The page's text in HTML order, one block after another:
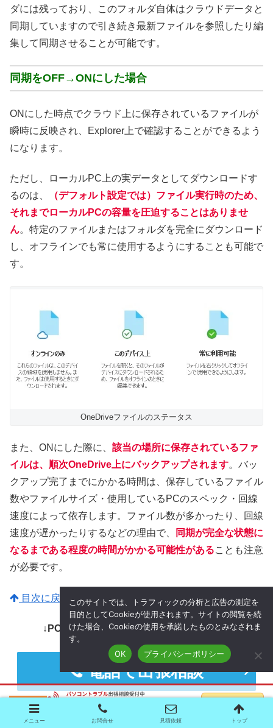
ダには残っており、このフォルダ自体はクラウドデータと
同期していますので引き続き最新ファイルを参照したり編
集して同期させることが可能です。
同期をOFF→ONにした場合
ONにした時点でクラウド上に保存されているファイルが
瞬時に反映され、Explorer上で確認することができるよう
になります。
ただし、ローカルPC上の実データとしてダウンロードす
るのは、
（デフォルト設定では）ファイル実行時のため、
それまでローカルPCの容量を圧迫することはありませ
ん。特定のファイルまたはフォルダを完全にダウンロード
し、オフラインでも常に使用するようにすることも可能で
す。
OneDriveファイルのステータス
また、ONにした際に、 該当の場所に保存されているファ
イルは、順次OneDrive上にバックアップされます。バッ
クアップ完了までにかかる時間は、保存しているファイル
数やファイルサイズ・使用しているPCのスペック・回線
速度によって依存します。ファイル数が多かったり、回線
速度が遅かったりするなどの理由で、
同期が完全な状態に
なるまである程度の時間がかかる可能性があることも注意
が必要です。
目次に戻る
↓PCトラブルなど社内IT環境にお困りなら↓
電話で出張相談
フォームで出張相談
メニュー お問合せ 見積依頼 トップ
このサイトでは、トラフィックの分析と広告の測定を
目的としてCookieが使用されます。サイトの閲覧を続
けた場合、Cookieの使用を承諾したものとみなされま
す。
OK
プライバシーポリシー